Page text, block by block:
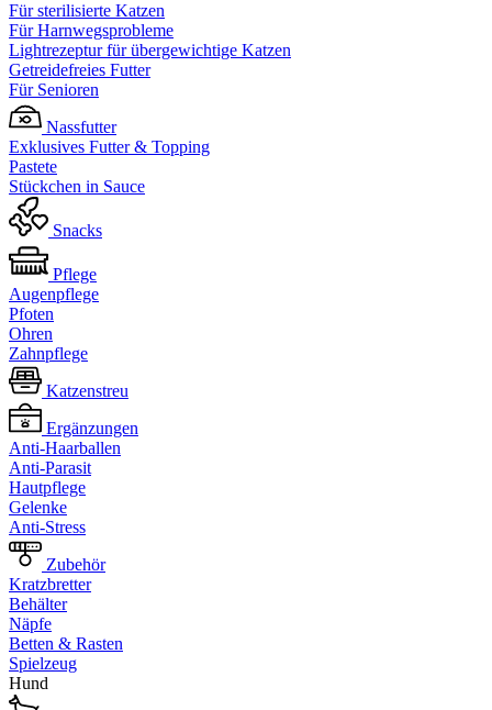
Für sterilisierte Katzen
Für Harnwegsprobleme
Lightrezeptur für übergewichtige Katzen
Getreidefreies Futter
Für Senioren
Nassfutter
Exklusives Futter & Topping
Pastete
Stückchen in Sauce
Snacks
Pflege
Augenpflege
Pfoten
Ohren
Zahnpflege
Katzenstreu
Ergänzungen
Anti-Haarballen
Anti-Parasit
Hautpflege
Gelenke
Anti-Stress
Zubehör
Kratzbretter
Behälter
Näpfe
Betten & Rasten
Spielzeug
Hund